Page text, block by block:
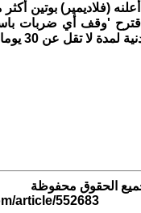
'وقف أي ضربات
لا تقل عن 30 يوما'.
الحقوق محفوظة
article/552683